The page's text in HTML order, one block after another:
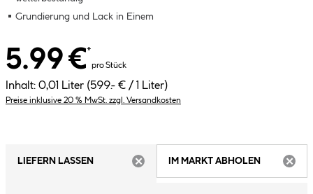
Grundierung und Lack in Einem
5.99 €*
pro Stück
Inhalt: 0,01 Liter (599.- € / 1 Liter)
Preise inklusive 20 % MwSt. zzgl. Versandkosten
LIEFERN LASSEN
IM MARKT ABHOLEN